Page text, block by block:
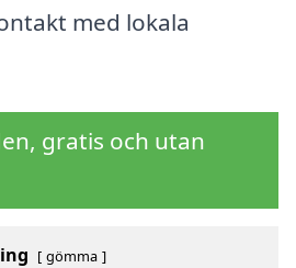
med lokala
gratis och utan
gömma